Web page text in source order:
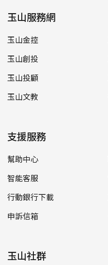
玉山服務網
玉山金控
玉山創投
玉山投顧
玉山文教
支援服務
幫助中心
智能客服
行動銀行下載
申訴信箱
玉山社群